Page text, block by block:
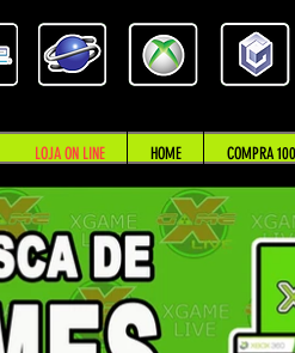
LOJA ON LINE HOME COMPRA